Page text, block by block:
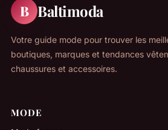
B Baltimoda
Votre guide mode pour trouver les
boutiques, marques et tendances
chaussures et accessoires.
MODE